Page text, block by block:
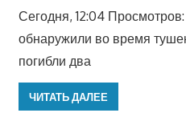
Сегодня, 12:04
обнаружили во время
погибли два
ЧИТАТЬ ДАЛЕЕ